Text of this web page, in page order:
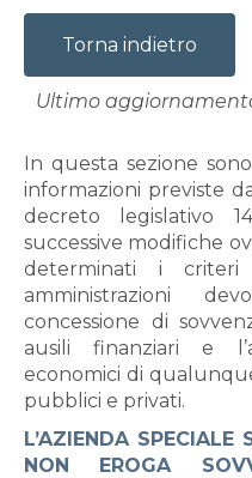
Torna indietro
Ultimo
In questa sezione
informazioni previste
decreto legislativo
successive modifiche
determinati i
amministrazioni
concessione di
ausili finanziari e
economici di
pubblici e privati.
L’AZIENDA SPECIALE
NON EROGA